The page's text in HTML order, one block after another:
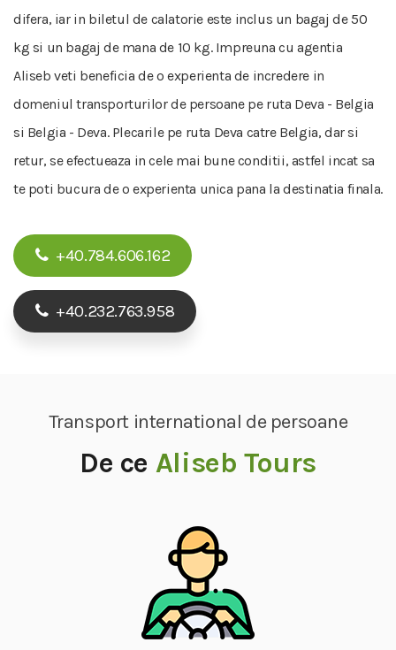
difera, iar in biletul de calatorie este inclus un bagaj de 50
kg si un bagaj de mana de 10 kg. Impreuna cu agentia
Aliseb veti beneficia de o experienta de incredere in
domeniul transporturilor de persoane pe ruta Deva - Belgia
si Belgia - Deva. Plecarile pe ruta Deva catre Belgia, dar si
retur, se efectueaza in cele mai bune conditii, astfel incat sa
te poti bucura de o experienta unica pana la destinatia finala.
+40.784.606.162
+40.232.763.958
Transport international de persoane
De ce Aliseb Tours